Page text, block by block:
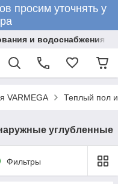
просим уточнять у
и водоснабжения
VARMEGA Теплый пол
углубленные
Фильтры